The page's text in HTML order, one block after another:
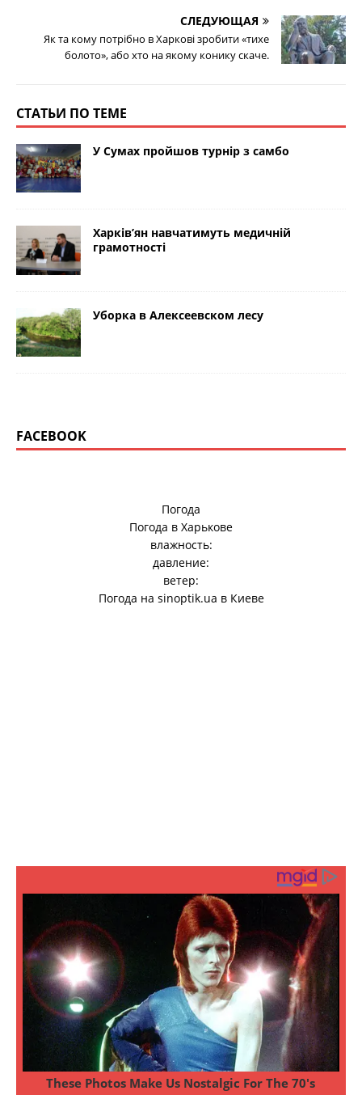
СЛЕДУЮЩАЯ
Як та кому потрібно в Харкові зробити «тихе
болото», або хто на якому конику скаче.
СТАТЬИ ПО ТЕМЕ
У Сумах пройшов турнір з самбо
Харків’ян навчатимуть медичній
грамотності
Уборка в Алексеевском лесу
FACEBOOK
Погода
Погода в Харькове
влажность:
давление:
ветер:
Погода на sinoptik.ua в Киеве